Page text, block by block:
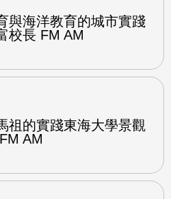
與海洋教育的城市實踐
校長 FM AM
祖的實踐東海大學景觀
AM